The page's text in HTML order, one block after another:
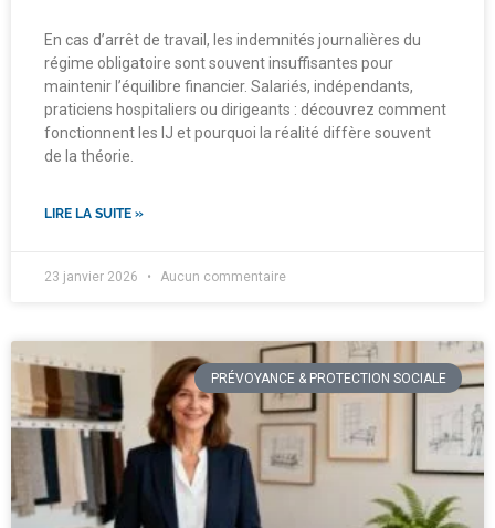
En cas d’arrêt de travail, les indemnités journalières du
régime obligatoire sont souvent insuffisantes pour
maintenir l’équilibre financier. Salariés, indépendants,
praticiens hospitaliers ou dirigeants : découvrez comment
fonctionnent les IJ et pourquoi la réalité diffère souvent
de la théorie.
LIRE LA SUITE »
23 janvier 2026 Aucun commentaire
PRÉVOYANCE & PROTECTION SOCIALE